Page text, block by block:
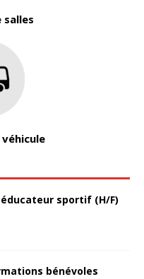
salles
éducateur sportif (H/F)
bénévoles